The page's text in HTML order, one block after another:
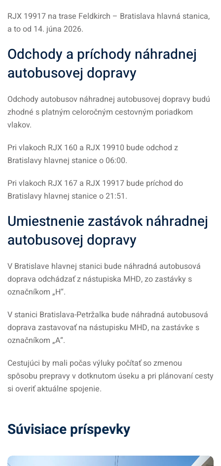
RJX 19917 na trase Feldkirch – Bratislava hlavná stanica,
a to od 14. júna 2026.
Odchody a príchody náhradnej
autobusovej dopravy
Odchody autobusov náhradnej autobusovej dopravy budú
zhodné s platným celoročným cestovným poriadkom
vlakov.
Pri vlakoch RJX 160 a RJX 19910 bude odchod z
Bratislavy hlavnej stanice o 06:00.
Pri vlakoch RJX 167 a RJX 19917 bude príchod do
Bratislavy hlavnej stanice o 21:51.
Umiestnenie zastávok náhradnej
autobusovej dopravy
V Bratislave hlavnej stanici bude náhradná autobusová
doprava odchádzať z nástupiska MHD, zo zastávky s
označníkom „H“.
V stanici Bratislava-Petržalka bude náhradná autobusová
doprava zastavovať na nástupisku MHD, na zastávke s
označníkom „A“.
Cestujúci by mali počas výluky počítať so zmenou
spôsobu prepravy v dotknutom úseku a pri plánovaní cesty
si overiť aktuálne spojenie.
Súvisiace príspevky